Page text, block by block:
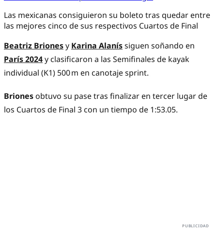
Las mexicanas consiguieron su boleto tras quedar entre
las mejores cinco de sus respectivos Cuartos de Final
Beatriz Brionesy Karina Alaníssiguen soñando en
París 2024y clasificaron a las Semifinales de kayak
individual (K1) 500 m en canotaje sprint.
Briones obtuvo su pase tras finalizar en tercer lugar de
los Cuartos de Final 3 con un tiempo de 1:53.05.